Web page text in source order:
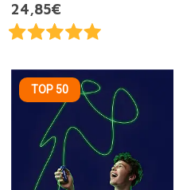
24,85€
TOP 50